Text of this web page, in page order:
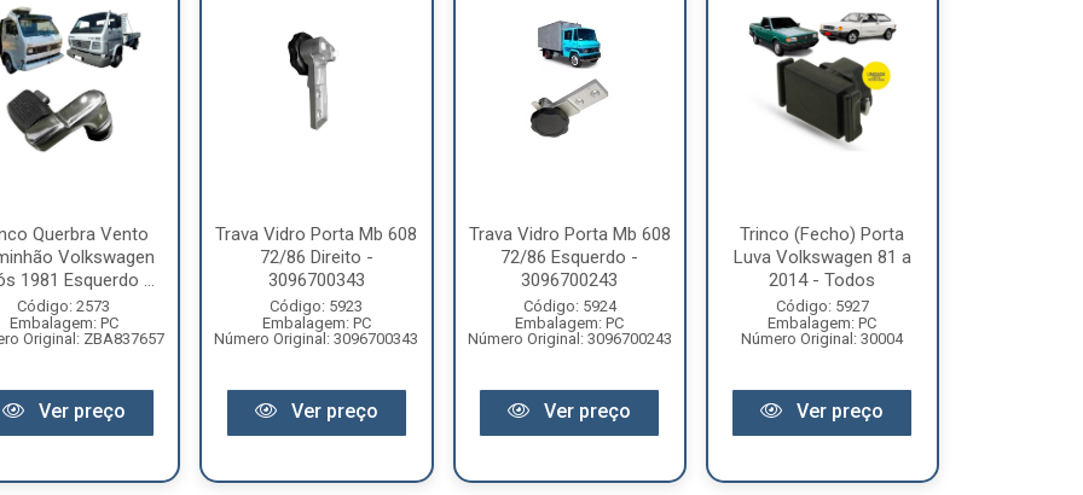
Querbra Vento
Volkswagen
1981 Esquerdo ...
Código: 2573
Embalagem: PC
Original: ZBA837657
Ver preço
Trava Vidro Porta Mb 608
72/86 Direito -
3096700343
Código: 5923
Embalagem: PC
Número Original: 3096700343
Ver preço
Trava Vidro Porta Mb 608
72/86 Esquerdo -
3096700243
Código: 5924
Embalagem: PC
Número Original: 3096700243
Ver preço
Trinco (Fecho) Porta
Luva Volkswagen 81 a
2014 - Todos
Código: 5927
Embalagem: PC
Número Original: 30004
Ver preço